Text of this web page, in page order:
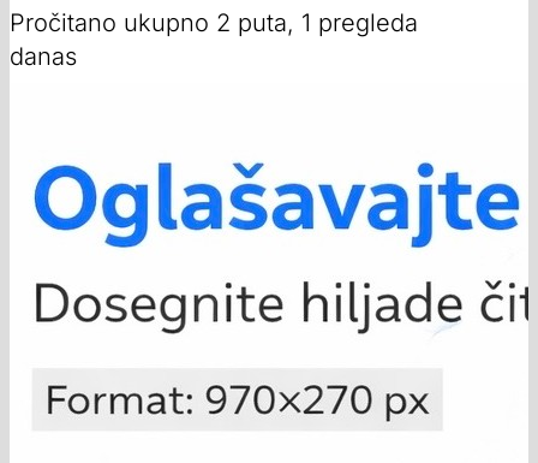
Pročitano ukupno 2 puta, 1 pregleda
danas